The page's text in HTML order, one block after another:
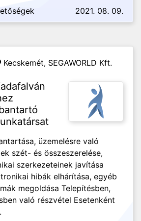
2021. 08. 09.
Kecskemét, SEGAWORLD Kft.
üzemelésre való
szét- és összeszerelése,
szerkezeteinek javítása
hibák elhárítása, egyéb
megoldása Telepítésben,
való részvétel Esetenként